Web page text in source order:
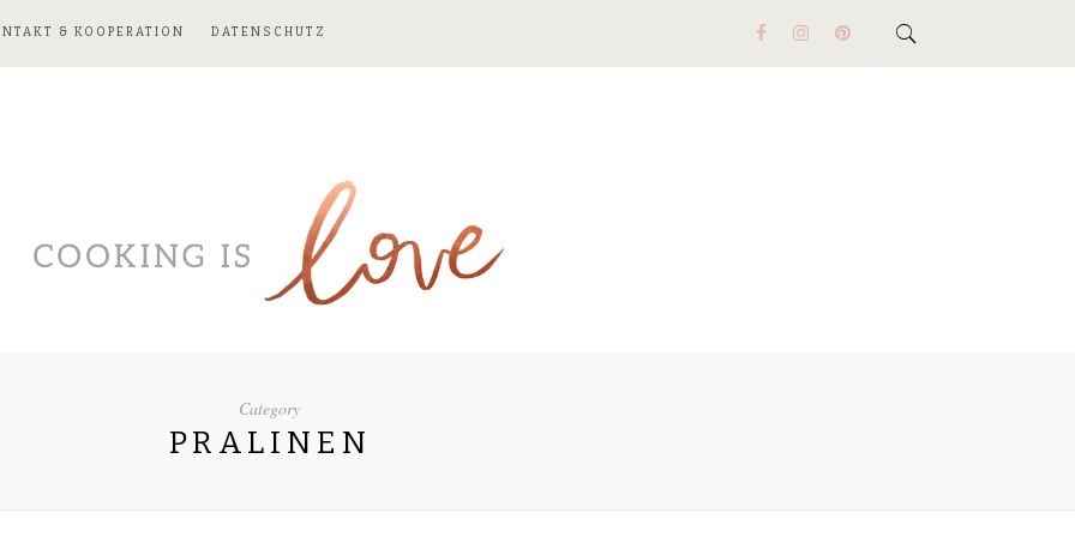
& KOOPERATION DATENSCHUTZ
Category
PRALINEN